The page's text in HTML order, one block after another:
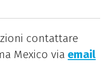
contattare
Mexico via email